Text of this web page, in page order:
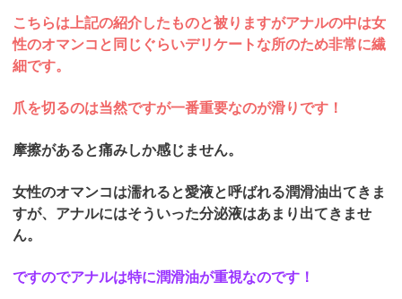
こちらは上記の紹介したものと被りますがアナルの中は女
性のオマンコと同じぐらいデリケートな所のため非常に繊
細です。
爪を切るのは当然ですが一番重要なのが滑りです！
摩擦があると痛みしか感じません。
女性のオマンコは濡れると愛液と呼ばれる潤滑油出てきま
すが、アナルにはそういった分泌液はあまり出てきませ
ん。
ですのでアナルは特に潤滑油が重視なのです！